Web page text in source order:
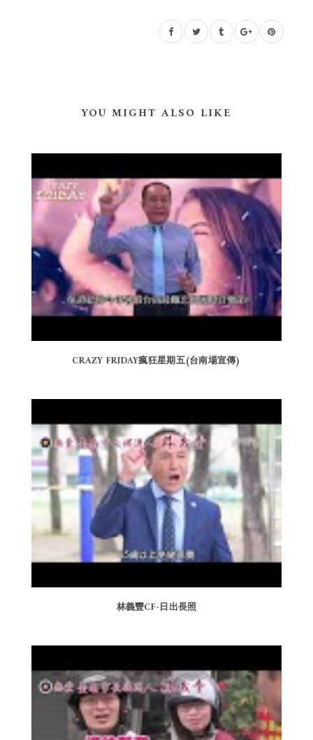
YOU MIGHT ALSO LIKE
CRAZY FRIDAY瘋狂星期五(台南場宣傳)
林義豐CF-日出長照